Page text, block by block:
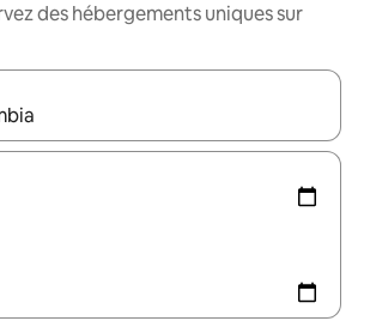
des hébergements uniques sur
s'affichent, utilisez les flèches vers le